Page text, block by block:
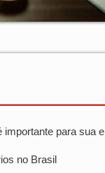
importante para sua
no Brasil